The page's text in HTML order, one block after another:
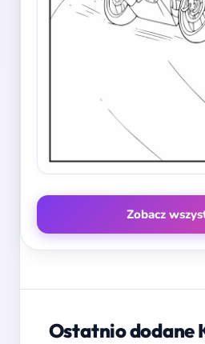
Zobacz
Ostatnio dodane